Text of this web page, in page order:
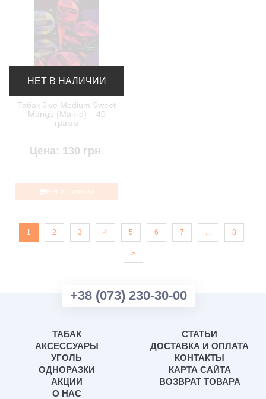
НЕТ В НАЛИЧИИ
Табак 5ive Medium Sweet
Mango (Манго) – 40
грамм
Цена: 130 грн.
Нет в наличии
1 2 3 4 5 6 7 ... 8
>
+38 (073) 230-30-00
ТАБАК
АКСЕССУАРЫ
УГОЛЬ
ОДНОРАЗКИ
АКЦИИ
О НАС
СТАТЬИ
ДОСТАВКА И ОПЛАТА
КОНТАКТЫ
КАРТА САЙТА
ВОЗВРАТ ТОВАРА